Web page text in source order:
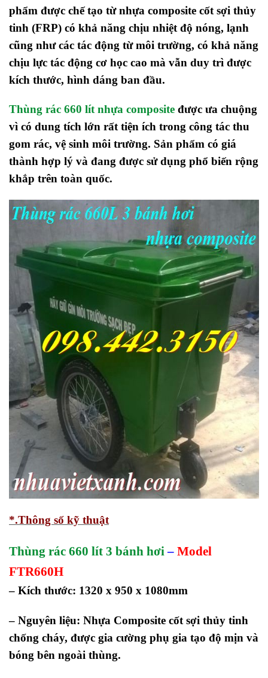
phẩm được chế tạo từ nhựa composite cốt sợi thủy
tinh (FRP) có khả năng chịu nhiệt độ nóng, lạnh
cũng như các tác động từ môi trường, có khả năng
chịu lực tác động cơ học cao mà vẫn duy trì được
kích thước, hình dáng ban đầu.
Thùng rác 660 lít nhựa composite được ưa chuộng
vì có dung tích lớn rất tiện ích trong công tác thu
gom rác, vệ sinh môi trường. Sản phẩm có giá
thành hợp lý và đang được sử dụng phổ biến rộng
khắp trên toàn quốc.
*.Thông số kỹ thuật
Thùng rác 660 lít 3 bánh hơi – Model
FTR660H
– Kích thước: 1320 x 950 x 1080mm
– Nguyên liệu: Nhựa Composite cốt sợi thủy tinh
chống cháy, được gia cường phụ gia tạo độ mịn và
bóng bên ngoài thùng.